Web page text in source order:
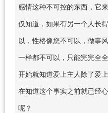
感情这种不可控的东西，它
仅知道，如果有另一个人长
以，性格像您不可以，做事
一样都不可以，只能完完全
开始就知道爱上主人除了爱
在知道这个事实之前就已经
呢？